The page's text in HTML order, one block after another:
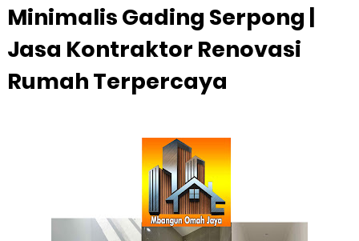
Minimalis Gading Serpong |
Jasa Kontraktor Renovasi
Rumah Terpercaya